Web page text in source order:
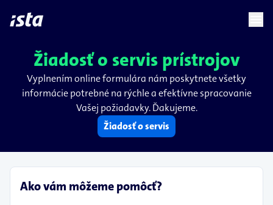
languagechevron_right
Žiadosť o servis prístrojov
Vyplnením online formulára nám poskytnete všetky
informácie potrebné na rýchle a efektívne spracovanie
Vašej požiadavky. Ďakujeme.
Žiadosť o servis
Ako vám môžeme pomôcť?